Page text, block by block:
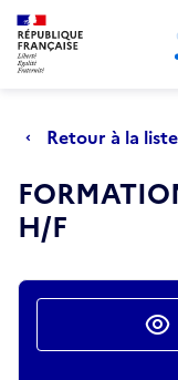
Aller au menu principal
Retour à la liste
H/F
Actions
Retour au début de la
Panneau de gestion